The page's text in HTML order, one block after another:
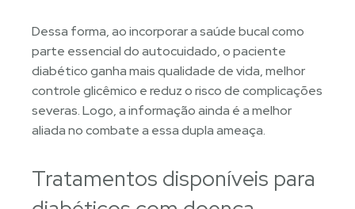
Dessa forma, ao incorporar a saúde bucal como
parte essencial do autocuidado, o paciente
diabético ganha mais qualidade de vida, melhor
controle glicêmico e reduz o risco de complicações
severas. Logo, a informação ainda é a melhor
aliada no combate a essa dupla ameaça.
Tratamentos disponíveis para